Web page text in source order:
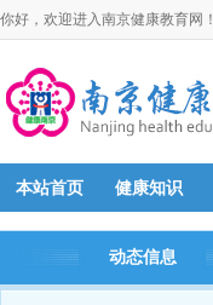
你好，欢迎进入南京健康教育网！
本站首页 健康知识
动态信息